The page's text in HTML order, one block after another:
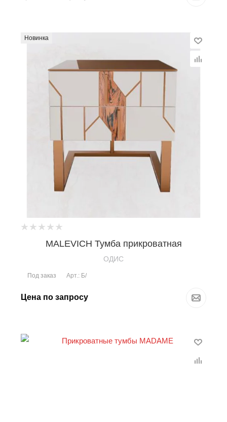
Новинка
MALEVICH Тумба прикроватная
OДИС
Под заказ Арт.: Б/
Цена по запросу